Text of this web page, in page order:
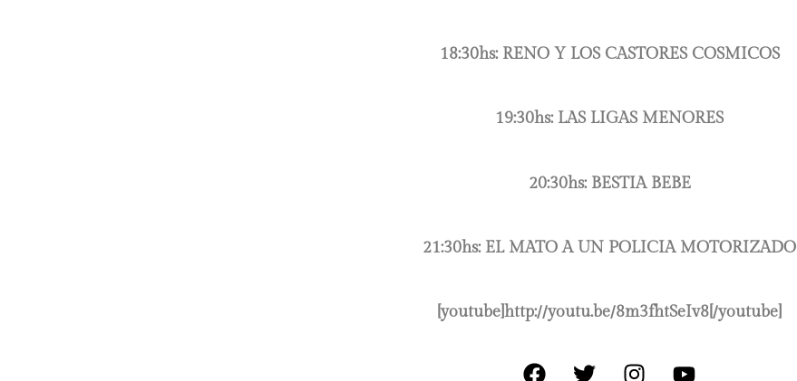
18:30hs: RENO Y LOS CASTORES COSMICOS
19:30hs: LAS LIGAS MENORES
20:30hs: BESTIA BEBE
21:30hs: EL MATO A UN POLICIA MOTORIZADO
[youtube]http://youtu.be/8m3fhtSeIv8[/youtube]